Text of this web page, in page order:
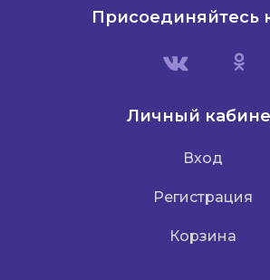
Присоединяйтесь
Личный
Вход
Регистрация
Корзина